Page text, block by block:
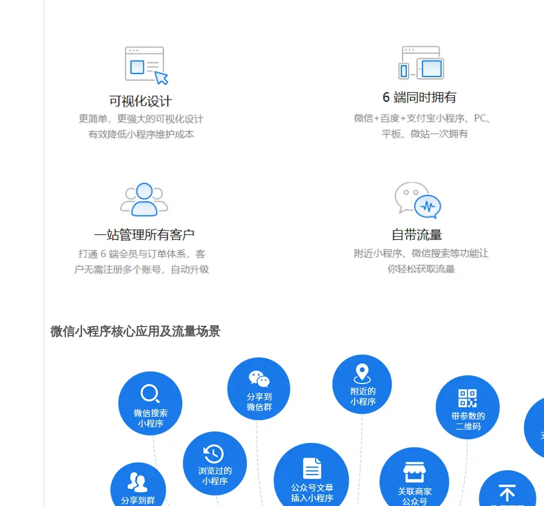
微信小程序核心应用及流量场景